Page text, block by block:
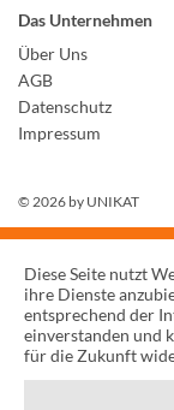
Das Unternehmen
Über Uns
AGB
Datenschutz
Impressum
© 2026 by UNIKAT
Diese Seite nutzt
ihre Dienste
entsprechend der
einverstanden und
für die Zukunft